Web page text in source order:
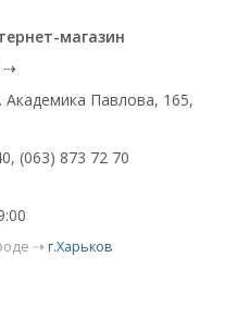
магазин
⇢
Академика Павлова, 165,
(063) 873 72 70
⇢ г.Харьков